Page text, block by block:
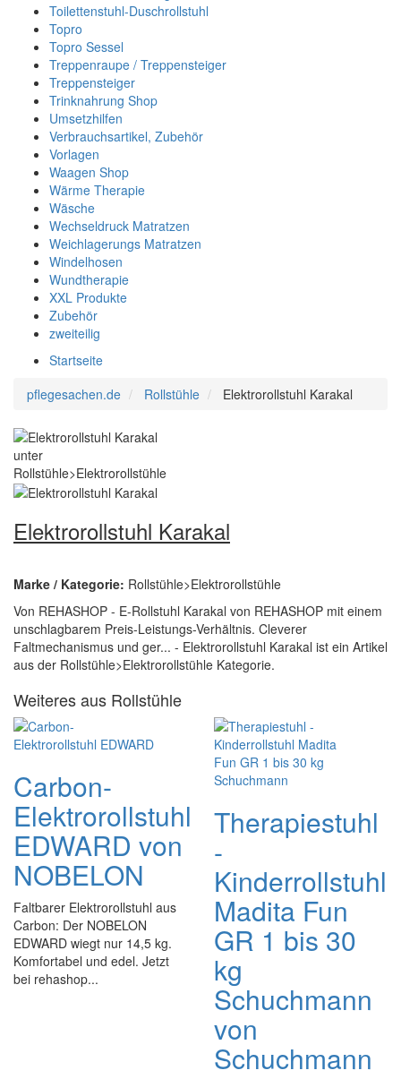
Toilettenstuhl-Duschrollstuhl
Topro
Topro Sessel
Treppenraupe / Treppensteiger
Treppensteiger
Trinknahrung Shop
Umsetzhilfen
Verbrauchsartikel, Zubehör
Vorlagen
Waagen Shop
Wärme Therapie
Wäsche
Wechseldruck Matratzen
Weichlagerungs Matratzen
Windelhosen
Wundtherapie
XXL Produkte
Zubehör
zweiteilig
Startseite
pflegesachen.de
Rollstühle Elektrorollstuhl Karakal
Elektrorollstuhl Karakal
Marke / Kategorie: Rollstühle>Elektrorollstühle
Von REHASHOP - E-Rollstuhl Karakal von REHASHOP mit einem
unschlagbarem Preis-Leistungs-Verhältnis. Cleverer
Faltmechanismus und ger... - Elektrorollstuhl Karakal ist ein Artikel
aus der Rollstühle>Elektrorollstühle Kategorie.
Weiteres aus Rollstühle
Carbon-
Elektrorollstuhl
EDWARD von
NOBELON
Faltbarer Elektrorollstuhl aus
Carbon: Der NOBELON
EDWARD wiegt nur 14,5 kg.
Komfortabel und edel. Jetzt
bei rehashop...
Therapiestuhl
-
Kinderrollstuhl
Madita Fun
GR 1 bis 30
kg
Schuchmann
von
Schuchmann